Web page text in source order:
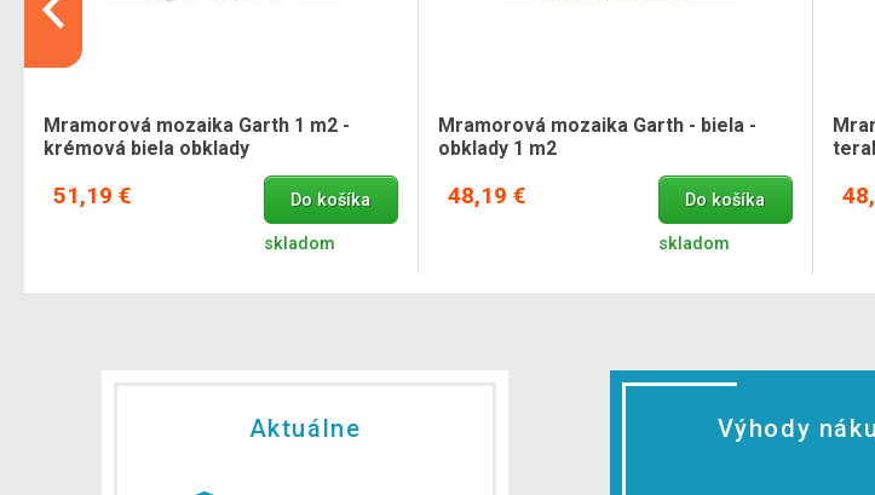
Mramorová mozaika Garth 1 m2 -
krémová biela obklady
51,19 € Do košíka
skladom
Mramorová mozaika Garth - biela -
obklady 1 m2
48,19 € Do košíka
skladom
Aktuálne Výhody